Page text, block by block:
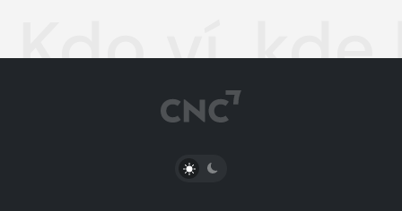
Kdo ví,
PŘEPNOUT SVĚTLÝ/TMAVÝ REŽIM